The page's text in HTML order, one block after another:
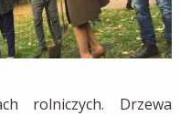
rolniczych. Drzewa